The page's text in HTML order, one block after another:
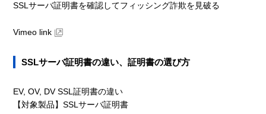
SSLサーバ証明書を確認してフィッシング詐欺を見破る
Vimeo link
SSLサーバ証明書の違い、証明書の選び方
EV, OV, DV SSL証明書の違い
【対象製品】SSLサーバ証明書